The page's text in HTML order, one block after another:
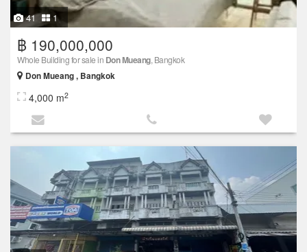
41 1
฿ 190,000,000
Whole Building for sale in Don Mueang, Bangkok
Don Mueang , Bangkok
4,000 m2